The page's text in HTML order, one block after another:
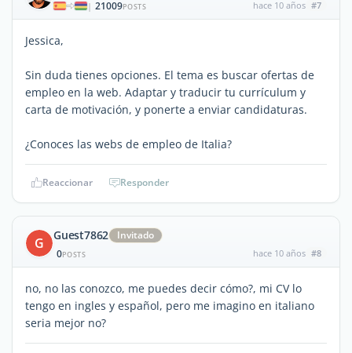
| 21009POSTS hace 10 años #7
Jessica,
Sin duda tienes opciones. El tema es buscar ofertas de
empleo en la web. Adaptar y traducir tu currículum y
carta de motivación, y ponerte a enviar candidaturas.
¿Conoces las webs de empleo de Italia?
Reaccionar Responder
G Guest7862
Invitado
0POSTS hace 10 años #8
no, no las conozco, me puedes decir cómo?, mi CV lo
tengo en ingles y español, pero me imagino en italiano
seria mejor no?